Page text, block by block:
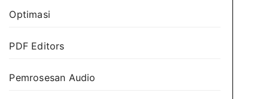
Optimasi
PDF Editors
Pemrosesan Audio